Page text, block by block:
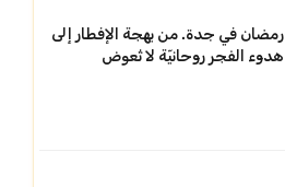
رمضان في جدة. من بهجة الإفطار إلى
هدوء الفجر روحانيّة لا تُعوض